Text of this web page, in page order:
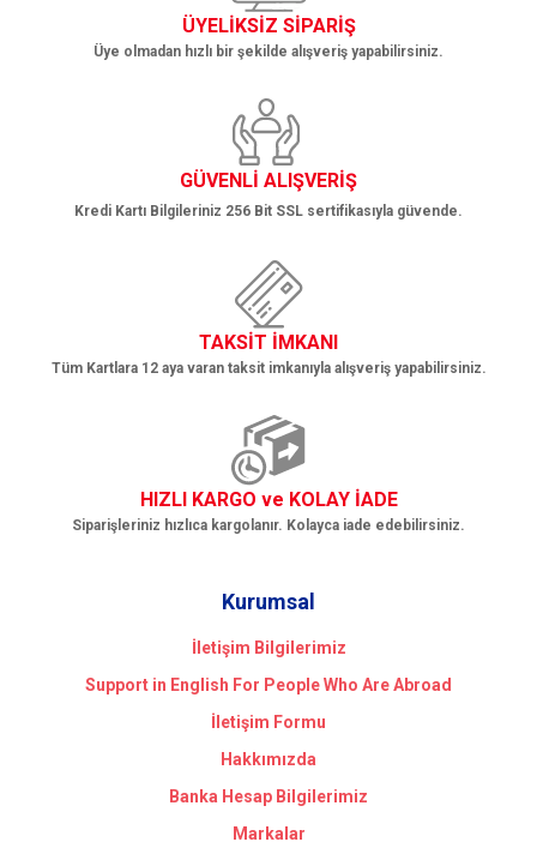
Gönder
ÜYELİKSİZ SİPARİŞ
Üye olmadan hızlı bir şekilde alışveriş yapabilirsiniz.
GÜVENLİ ALIŞVERİŞ
Kredi Kartı Bilgileriniz 256 Bit SSL sertifikasıyla güvende.
TAKSİT İMKANI
Tüm Kartlara 12 aya varan taksit imkanıyla alışveriş yapabilirsiniz.
HIZLI KARGO ve KOLAY İADE
Siparişleriniz hızlıca kargolanır. Kolayca iade edebilirsiniz.
Kurumsal
İletişim Bilgilerimiz
Support in English For People Who Are Abroad
İletişim Formu
Hakkımızda
Banka Hesap Bilgilerimiz
Markalar